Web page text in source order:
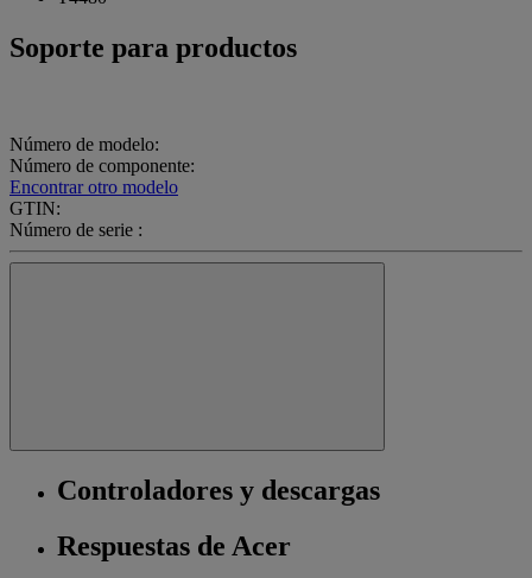
Soporte para productos
Número de modelo:
Número de componente:
Encontrar otro modelo
GTIN:
Número de serie :
Controladores y descargas
Respuestas de Acer